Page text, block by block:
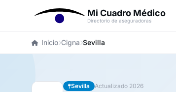
Mi Cuadro Médico
Directorio de aseguradoras
Inicio Cigna Sevilla
Sevilla Actualizado 2026